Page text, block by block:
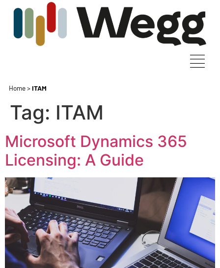
Home>ITAM
Tag: ITAM
Microsoft Dynamics 365
Licensing: A Guide